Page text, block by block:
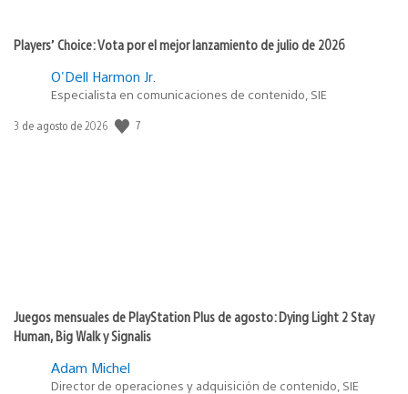
Players’ Choice: Vota por el mejor lanzamiento de julio de 2026
O'Dell Harmon Jr.
Especialista en comunicaciones de contenido, SIE
Fecha
3 de agosto de 2026 7
Juegos mensuales de PlayStation Plus de agosto: Dying Light 2 Stay
Human, Big Walk y Signalis
Adam Michel
Director de operaciones y adquisición de contenido, SIE